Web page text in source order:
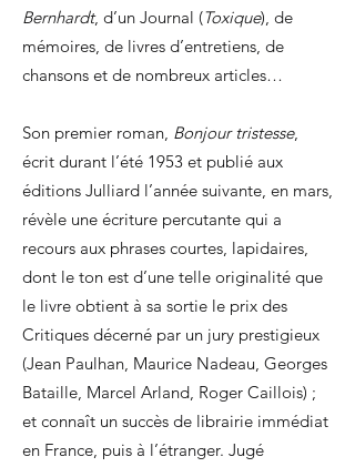
Bernhardt, d’un Journal (Toxique), de
mémoires, de livres d’entretiens, de
chansons et de nombreux articles…
Son premier roman, Bonjour tristesse,
écrit durant l’été 1953 et publié aux
éditions Julliard l’année suivante, en mars,
révèle une écriture percutante qui a
recours aux phrases courtes, lapidaires,
dont le ton est d’une telle originalité que
le livre obtient à sa sortie le prix des
Critiques décerné par un jury prestigieux
(Jean Paulhan, Maurice Nadeau, Georges
Bataille, Marcel Arland, Roger Caillois) ;
et connaît un succès de librairie immédiat
en France, puis à l’étranger. Jugé